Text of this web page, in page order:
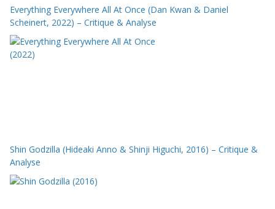
Everything Everywhere All At Once (Dan Kwan & Daniel
Scheinert, 2022) – Critique & Analyse
Shin Godzilla (Hideaki Anno & Shinji Higuchi, 2016) – Critique &
Analyse